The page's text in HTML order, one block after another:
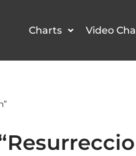
Charts Video